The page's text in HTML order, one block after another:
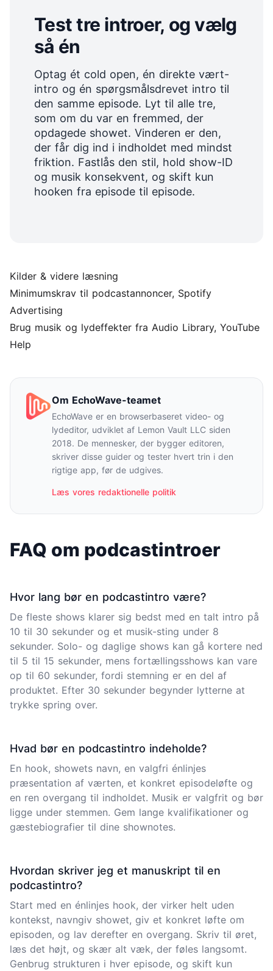
Test tre introer, og vælg
så én
Optag ét cold open, én direkte vært-
intro og én spørgsmålsdrevet intro til
den samme episode. Lyt til alle tre,
som om du var en fremmed, der
opdagede showet. Vinderen er den,
der får dig ind i indholdet med mindst
friktion. Fastlås den stil, hold show-ID
og musik konsekvent, og skift kun
hooken fra episode til episode.
Kilder & videre læsning
Minimumskrav til podcastannoncer, Spotify
Advertising
Brug musik og lydeffekter fra Audio Library, YouTube
Help
Om EchoWave-teamet
EchoWave er en browserbaseret video- og
lydeditor, udviklet af Lemon Vault LLC siden
2018. De mennesker, der bygger editoren,
skriver disse guider og tester hvert trin i den
rigtige app, før de udgives.
Læs vores redaktionelle politik
FAQ om podcastintroer
Hvor lang bør en podcastintro være?
De fleste shows klarer sig bedst med en talt intro på
10 til 30 sekunder og et musik-sting under 8
sekunder. Solo- og daglige shows kan gå kortere ned
til 5 til 15 sekunder, mens fortællingsshows kan vare
op til 60 sekunder, fordi stemning er en del af
produktet. Efter 30 sekunder begynder lytterne at
trykke spring over.
Hvad bør en podcastintro indeholde?
En hook, showets navn, en valgfri énlinjes
præsentation af værten, et konkret episodeløfte og
en ren overgang til indholdet. Musik er valgfrit og bør
ligge under stemmen. Gem lange kvalifikationer og
gæstebiografier til dine shownotes.
Hvordan skriver jeg et manuskript til en
podcastintro?
Start med en énlinjes hook, der virker helt uden
kontekst, navngiv showet, giv et konkret løfte om
episoden, og lav derefter en overgang. Skriv til øret,
læs det højt, og skær alt væk, der føles langsomt.
Genbrug strukturen i hver episode, og skift kun